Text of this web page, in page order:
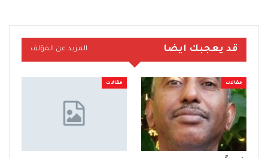
قد يعجبك ايضا المزيد عن المؤلف
مقالات مقالات